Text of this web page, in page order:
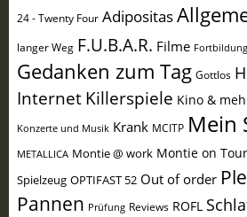
24 - Twenty Four Adipositas
langer Weg F.U.B.A.R. Filme Fortbildung
Gedanken zum Tag Gottlos
Internet Killerspiele Kino &
Konzerte und Musik Krank MCITP Mein
METALLICA Montie @ work Montie on Tour
Spielzeug OPTIFAST 52 Out of order
Pannen Prüfung Reviews ROFL